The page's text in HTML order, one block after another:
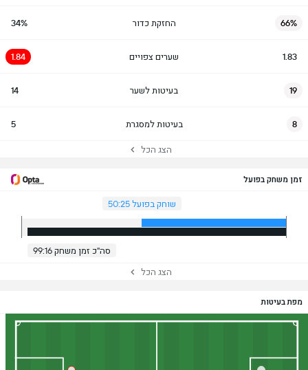
66% החזקת כדור 34%
1.83 שערים צפויים 1.84
19 בעיטות לשער 14
8 בעיטות למסגרת 5
הצג הכל
זמן משחק בפועל
שוחק בפועל 50:25
סה"כ זמן משחק 99:16
הצג הכל
מפת בעיטות